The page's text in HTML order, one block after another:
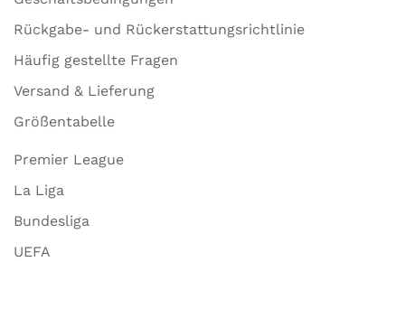
Rückgabe- und Rückerstattungsrichtlinie
Häufig gestellte Fragen
Versand & Lieferung
Größentabelle
Premier League
La Liga
Bundesliga
UEFA